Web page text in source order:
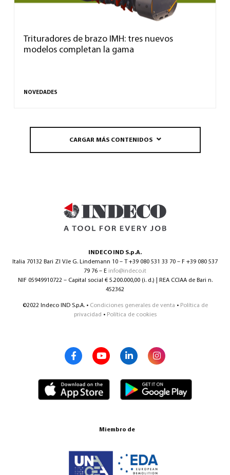
Trituradores de brazo IMH: tres nuevos
modelos completan la gama
NOVEDADES
CARGAR MÁS CONTENIDOS
INDECO IND S.p.A.
Italia 70132 Bari ZI V.le G. Lindemann 10 – T +39 080 531 33 70 – F +39 080 537
79 76 – E info@indeco.it
NIF 05949910722 – Capital social € 5.200.000,00 (i. d.) | REA CCIAA de Bari n.
452362
©2022 Indeco IND S.p.A. • Condiciones generales de venta • Política de
privacidad • Política de cookies
Miembro de